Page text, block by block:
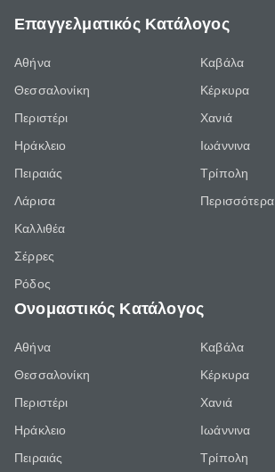
Επαγγελματικός Κατάλογος
Αθήνα
Θεσσαλονίκη
Περιστέρι
Ηράκλειο
Πειραιάς
Λάρισα
Καλλιθέα
Σέρρες
Ρόδος
Καβάλα
Κέρκυρα
Χανιά
Ιωάννινα
Τρίπολη
Περισσότερα
Ονομαστικός Κατάλογος
Αθήνα
Θεσσαλονίκη
Περιστέρι
Ηράκλειο
Πειραιάς
Καβάλα
Κέρκυρα
Χανιά
Ιωάννινα
Τρίπολη